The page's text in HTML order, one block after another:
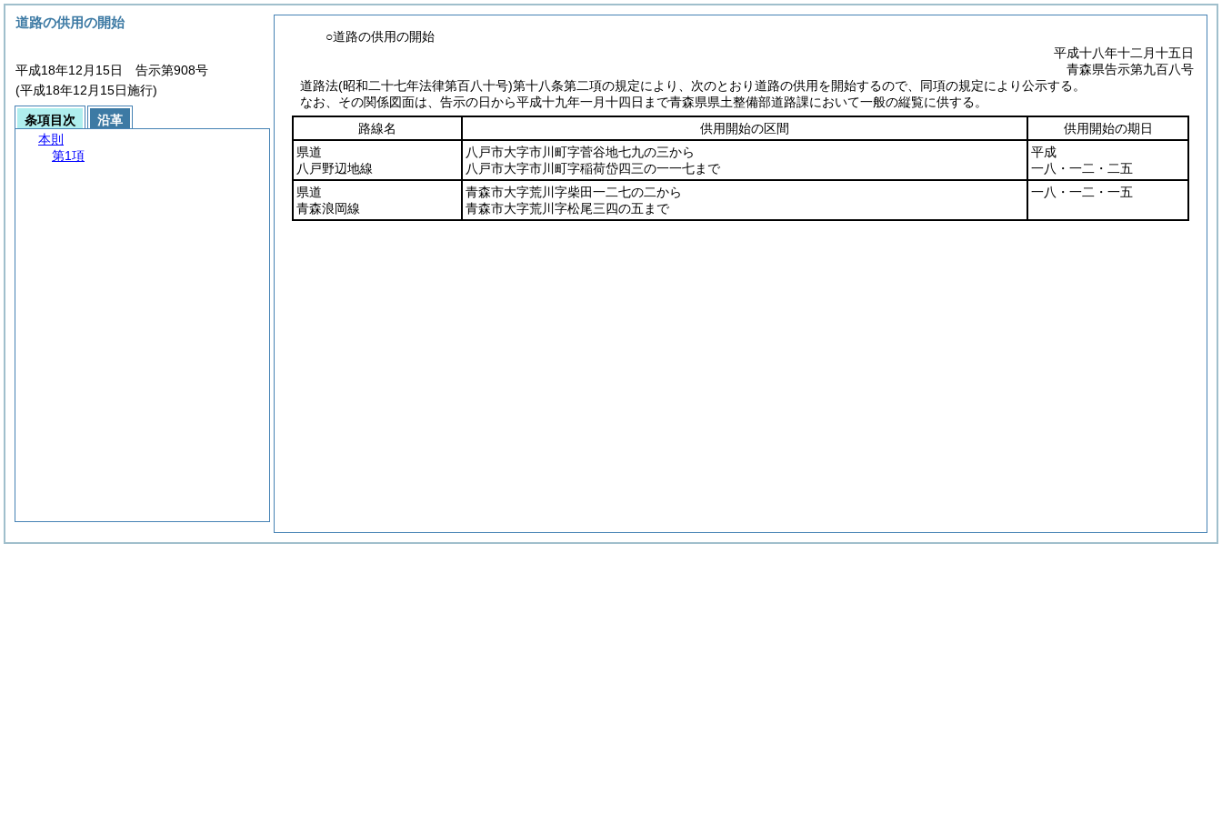
○道路の供用の開始
平成十八年十二月十五日
青森県告示第九百八号
道路法(昭和二十七年法律第百八十号)第十八条第二項の規定により、次のとおり道路の供用を開始するので、同項の規定により公示する。
なお、その関係図面は、告示の日から平成十九年一月十四日まで青森県県土整備部道路課において一般の縦覧に供する。
路線名
供用開始の区間
供用開始の期日
県道
八戸野辺地線
八戸市大字市川町字菅谷地七九の三から
八戸市大字市川町字稲荷岱四三の一一七まで
平成
一八・一二・二五
県道
青森浪岡線
青森市大字荒川字柴田一二七の二から
青森市大字荒川字松尾三四の五まで
一八・一二・一五
道路の供用の開始
平成18年12月15日 告示第908号
(平成18年12月15日施行)
条項目次
沿革
本則
第1項